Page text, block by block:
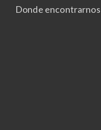
Donde encontrarnos